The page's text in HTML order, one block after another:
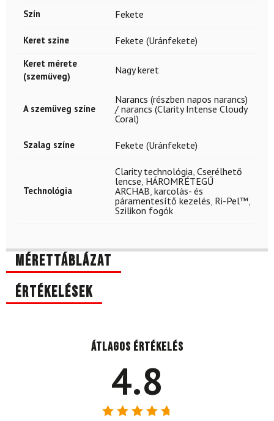
Szín Fekete
Keret színe Fekete (Uránfekete)
Keret mérete
(szemüveg)
Nagy keret
A szemüveg színe
Narancs (részben napos narancs)
/ narancs (Clarity Intense Cloudy
Coral)
Szalag színe Fekete (Uránfekete)
Technológia
Clarity technológia, Cserélhető
lencse, HÁROMRÉTEGŰ
ARCHAB, karcolás- és
páramentesítő kezelés, Ri-Pel™,
Szilikon fogók
Mérettáblázat
Értékelések
Átlagos értékelés
4.8